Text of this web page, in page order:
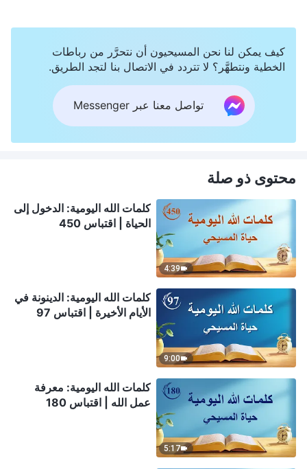
كيف يمكن لنا نحن المسيحيون أن نتحرَّر من رباطات
الخطية ونتطهَّر؟ لا تتردد في الاتصال بنا لتجد الطريق.
تواصل معنا عبر Messenger
محتوى ذو صلة
4:39
كلمات الله اليومية: الدخول إلى
الحياة | اقتباس 450
9:00
كلمات الله اليومية: الدينونة في
الأيام الأخيرة | اقتباس 97
5:17
كلمات الله اليومية: معرفة
عمل الله | اقتباس 180